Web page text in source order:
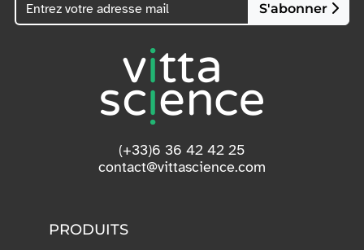
S'abonner
(+33)6 36 42 42 25
contact@vittascience.com
PRODUITS